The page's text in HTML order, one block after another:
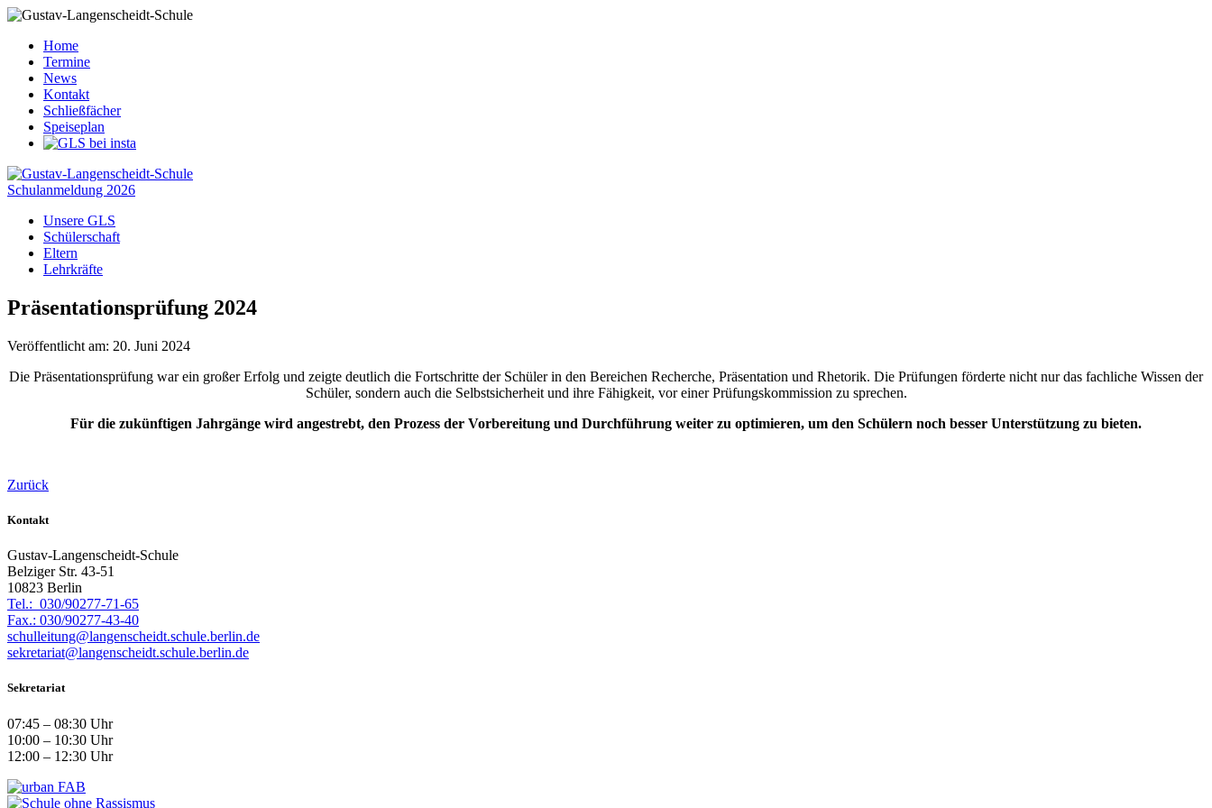
Home
Termine
News
Kontakt
Schließfächer
Speiseplan
Schulanmeldung 2026
Unsere GLS
Schülerschaft
Eltern
Lehrkräfte
Präsentationsprüfung 2024
Veröffentlicht am: 20. Juni 2024
Die Präsentationsprüfung war ein großer Erfolg und zeigte deutlich die Fortschritte der Schüler in den Bereichen Recherche, Präsentation und Rhetorik. Die Prüfungen förderte nicht nur das fachliche Wissen der
Schüler, sondern auch die Selbstsicherheit und ihre Fähigkeit, vor einer Prüfungskommission zu sprechen.
Für die zukünftigen Jahrgänge wird angestrebt, den Prozess der Vorbereitung und Durchführung weiter zu optimieren, um den Schülern noch besser Unterstützung zu bieten.
Zurück
Kontakt
Gustav-Langenscheidt-Schule
Belziger Str. 43-51
10823 Berlin
Tel.: 030/90277-71-65
Fax.: 030/90277-43-40
schulleitung@langenscheidt.schule.berlin.de
sekretariat@langenscheidt.schule.berlin.de
Sekretariat
07:45 – 08:30 Uhr
10:00 – 10:30 Uhr
12:00 – 12:30 Uhr